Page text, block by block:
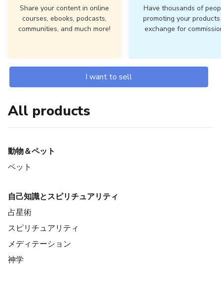
Share your content in online
courses, ebooks, podcasts,
communities, and much more!
Have thousands of
promoting your
exchange for
I want to sell
All products
動物＆ペット
ペット
自己知識とスピリチュアリティ
占星術
スピリチュアリティ
メディテーション
神学